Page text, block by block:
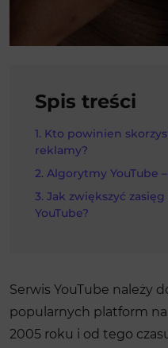
Spis treści
Kto powinien
reklamy?
Algorytmy YouTube
Jak zwiększyć
YouTube?
Serwis YouTube należy
popularnych platform na
2005 roku i od tego